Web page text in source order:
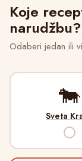
Koje
narudžbu?
Odaberi jedan ili
🐄
Sveta